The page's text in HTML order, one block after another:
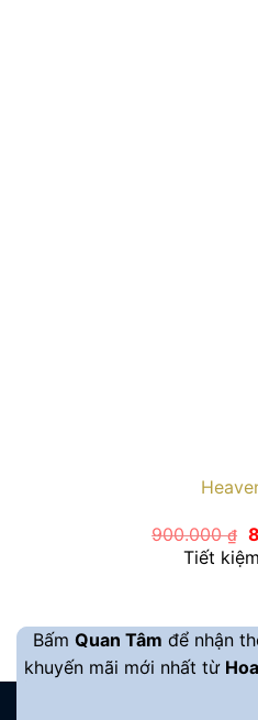
900.000₫
Tiết
Bấm Quan Tâm để nhận
khuyến mãi mới nhất từ